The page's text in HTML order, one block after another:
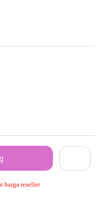
harga reseller